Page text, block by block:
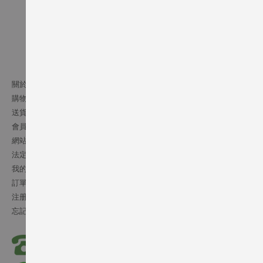
關於我們
購物須知
送貨條款
會員細則
網站條文
法定通告
我的帳號
訂單記錄
注册會員
忘記密碼